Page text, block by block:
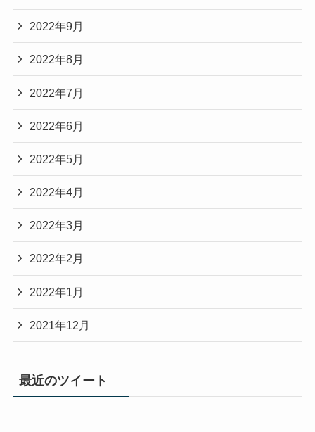
2022年9月
2022年8月
2022年7月
2022年6月
2022年5月
2022年4月
2022年3月
2022年2月
2022年1月
2021年12月
最近のツイート